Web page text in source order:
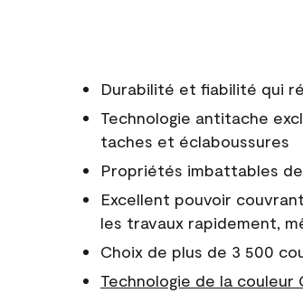
Durabilité et fiabilité qui
Technologie antitache
taches et éclaboussures
Propriétés imbattables
Excellent pouvoir
les travaux rapidement,
Choix de plus de 3 500
Technologie de la couleur